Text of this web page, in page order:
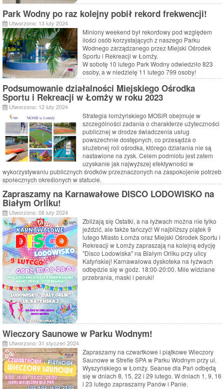
Park Wodny po raz kolejny pobił rekord frekwencji!
Utworzono: 13 luty 2024
Miniony weekend był rekordowy pod względem
ilości osób korzystających z naszego Parku
Wodnego zarządzanego przez Miejski Ośrodek
Sportu i Rekreacji w Łomży.
W sobotę 10 lutego Park Wodny odwiedziło 823
osoby, a w niedzielę 11 lutego 799 osoby!
Podsumowanie działalności Miejskiego Ośrodka
Sportu i Rekreacji w Łomży w roku 2023
Utworzono: 12 luty 2024
Strategia łomżyńskiego MOSiR obejmuje w
szczególności zadania o charakterze użyteczności
publicznej w drodze świadczenia usług
powszechnie dostępnych, co przesądza o
służebnej roli ośrodka, którego działania nie są
nastawione na zysk. Celem podmiotu jest zatem
uzyskanie jak najwyższej efektywności w
wykorzystywaniu publicznych środków przeznaczonych na zaspokojenie potrzeb
społecznych określonych w statucie.
Zapraszamy na Karnawałowe DISCO LODOWISKO na
Białym Orliku!
Utworzono: 06 luty 2024
Zbliżają się Ostatki, a na łyżwach można nie tylko
jeździć, ale także tańczyć! W najbliższy piątek 9
lutego Miasto Łomża oraz Miejski Ośrodek Sportu i
Rekreacji w Łomży zapraszają na kolejną edycję
"Disco Lodowiska" na Białym Orliku przy ulicy
Katyńskiej! Karnawałowa dyskoteka na łyżwach
odbędzie się w godz. 18:00-20:00. Mile widziane
przebrania, maski i peruki!
Wieczory Saunowe w Parku Wodnym!
Utworzono: 31 styczeń 2024
Zapraszamy na czwartkowe i piątkowe Wieczory
Saunowe w Strefie SPA w Parku Wodnym przy ul.
Wyszyńskiego w Łomży. Seanse dla Pań odbędą
się w dniach 8, 15, 22 i 29 lutego. W dniach 1, 9, 16
i 23 lutego zapraszamy Panów i Panie.